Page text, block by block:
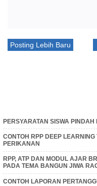
Posting Lebih Baru
PERSYARATAN SISWA PINDAH
CONTOH RPP DEEP
PERIKANAN
RPP, ATP DAN MODUL AJAR
PADA TEMA BANGUN JIWA
CONTOH LAPORAN